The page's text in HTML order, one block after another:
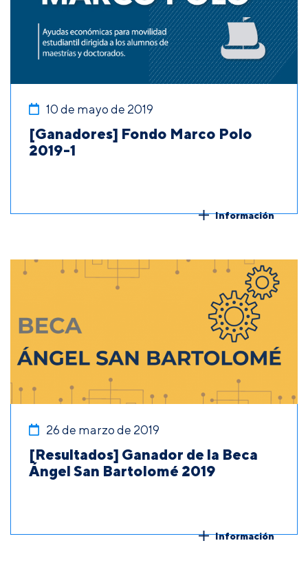
10 de mayo de 2019
[Ganadores] Fondo Marco Polo
2019-1
Información
26 de marzo de 2019
[Resultados] Ganador de la Beca
Ángel San Bartolomé 2019
Información